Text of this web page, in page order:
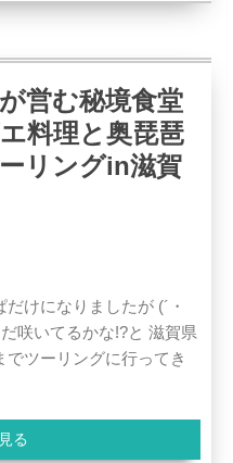
営む秘境食堂
料理と奥琵琶
リングin滋賀
けになりましたが (´・
咲いてるかな!?と 滋賀県
ツーリングに行ってき
る